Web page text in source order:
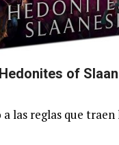
of
las reglas que traen